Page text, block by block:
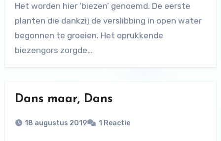
Het worden hier ‘biezen’ genoemd. De eerste
planten die dankzij de verslibbing in open water
begonnen te groeien. Het oprukkende
biezengors zorgde…
Dans maar, Dans
18 augustus 2019 1 Reactie